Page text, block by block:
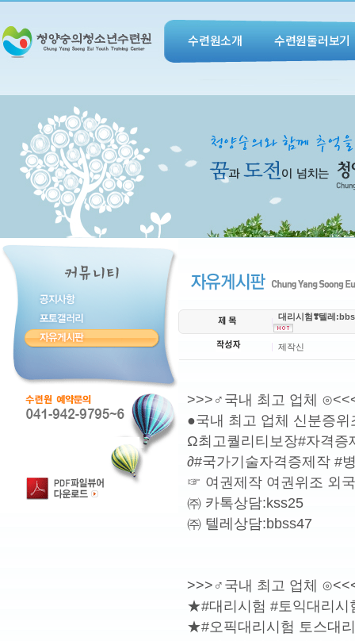
수련원소개 수련원둘러보기
대리시험❣️텔레
제작신
>>>♂국내 최고 업체
●국내 최고 업체 신분증위
Ω최고퀄리티보장#자격증
∂#국가기술자격증제작 #
☞ 여권제작 여권위조 외
㈜ 카톡상담:kss25
㈜ 텔레상담:bbss47
>>>♂국내 최고 업체
★#대리시험 #토익대리시
★#오픽대리시험 토스대